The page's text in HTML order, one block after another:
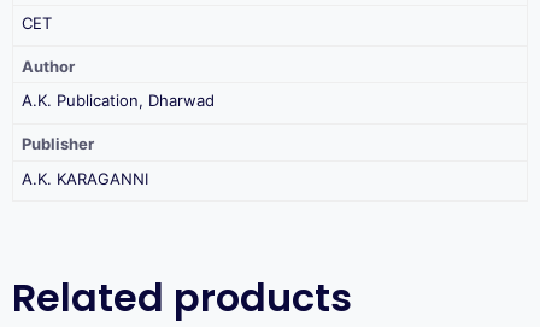
CET
Author
A.K. Publication, Dharwad
Publisher
A.K. KARAGANNI
Related products